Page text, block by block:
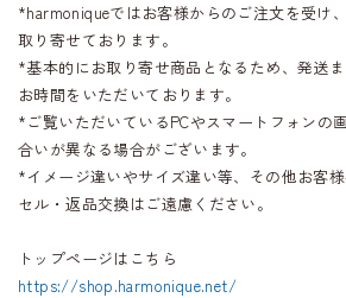
*harmoniqueではお客様からのご注文を受け
取り寄せております。
*基本的にお取り寄せ商品となるため、発送ま
お時間をいただいております。
*ご覧いただいているPCやスマートフォンの
合いが異なる場合がございます。
*イメージ違いやサイズ違い等、その他お客
セル・返品交換はご遠慮ください。
トップページはこちら
https://shop.harmonique.net/